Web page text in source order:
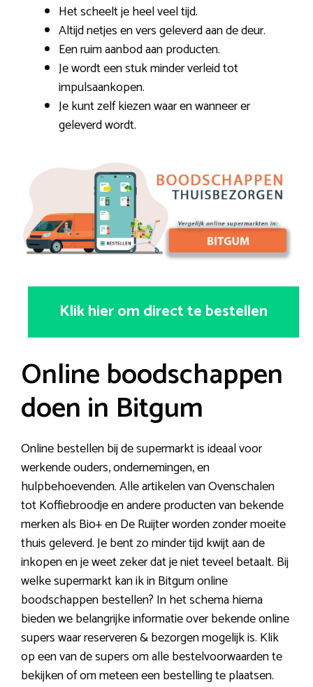
Het scheelt je heel veel tijd.
Altijd netjes en vers geleverd aan de deur.
Een ruim aanbod aan producten.
Je wordt een stuk minder verleid tot
impulsaankopen.
Je kunt zelf kiezen waar en wanneer er
geleverd wordt.
Klik hier om direct te bestellen
Online boodschappen
doen in Bitgum
Online bestellen bij de supermarkt is ideaal voor
werkende ouders, ondernemingen, en
hulpbehoevenden. Alle artikelen van Ovenschalen
tot Koffiebroodje en andere producten van bekende
merken als Bio+ en De Ruijter worden zonder moeite
thuis geleverd. Je bent zo minder tijd kwijt aan de
inkopen en je weet zeker dat je niet teveel betaalt. Bij
welke supermarkt kan ik in Bitgum online
boodschappen bestellen? In het schema hierna
bieden we belangrijke informatie over bekende online
supers waar reserveren & bezorgen mogelijk is. Klik
op een van de supers om alle bestelvoorwaarden te
bekijken of om meteen een bestelling te plaatsen.